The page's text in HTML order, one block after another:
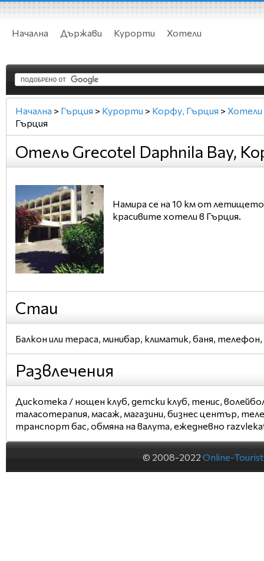
Начална Държави Курорти Хотели
Начална > Гърция > Курорти > Корфу, Гърция > Хотели
Гърция
Отель Grecotel Daphnila Bay,
Намира се на 10 км от
красивите хотели в Гърция.
Стаи
Балкон или тераса, минибар, климатик, баня,
Развлечения
Дискотека / нощен клуб, детски клуб, тенис,
таласотерапия, масаж, магазини, бизнес център,
транспорт бас, обмяна на валута, ежедневно
© 2008-2022 Online-